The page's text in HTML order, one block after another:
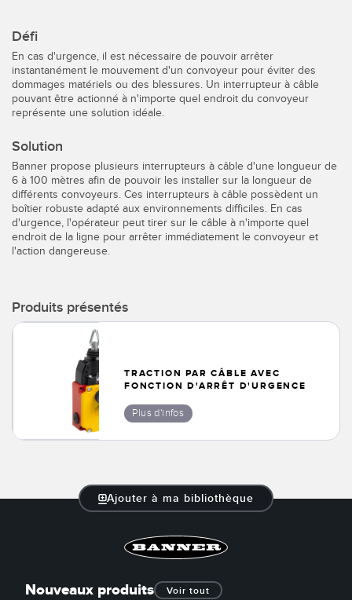
Mesure de distance laser
Barrières de mesure
Temps de parcours 3D
Capteurs radar
Capteurs à ultrasons
Amplificateurs à fibre optique
d’étiquettes
Capteurs de repères, de couleurs et de luminescence
Capteurs d’aide au choix
Capteurs de température
Capteurs de surveillance des conditions
Capteurs de vibrations
Convertisseurs
Appel de pièces, service ou retrait de palettes
Communication en usine
Maintenance prédictive
Maintenance prédictive
Surveillance du niveau des cuves
Efficacité globale de l'équipement (OEE)
Surveillance des machines/Efficacité globale de l'équipement
Télésurveillance
LIENS CONNEXES
Défi
En cas d'urgence, il est nécessaire de pouvoir arrêter
instantanément le mouvement d'un convoyeur pour éviter des
dommages matériels ou des blessures. Un interrupteur à câble
pouvant être actionné à n'importe quel endroit du convoyeur
représente une solution idéale.
Solution
Banner propose plusieurs interrupteurs à câble d'une longueur de
6 à 100 mètres afin de pouvoir les installer sur la longueur de
différents convoyeurs. Ces interrupteurs à câble possèdent un
boîtier robuste adapté aux environnements difficiles. En cas
d'urgence, l'opérateur peut tirer sur le câble à n'importe quel
endroit de la ligne pour arrêter immédiatement le convoyeur et
l'action dangereuse.
Produits présentés
TRACTION PAR CÂBLE AVEC
FONCTION D'ARRÊT D'URGENCE
Plus d'infos
Ajouter à ma bibliothèque
Nouveaux produits Voir tout